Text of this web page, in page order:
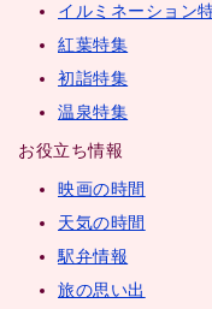
イルミネーション
紅葉特集
初詣特集
温泉特集
お役立ち情報
映画の時間
天気の時間
駅弁情報
旅の思い出